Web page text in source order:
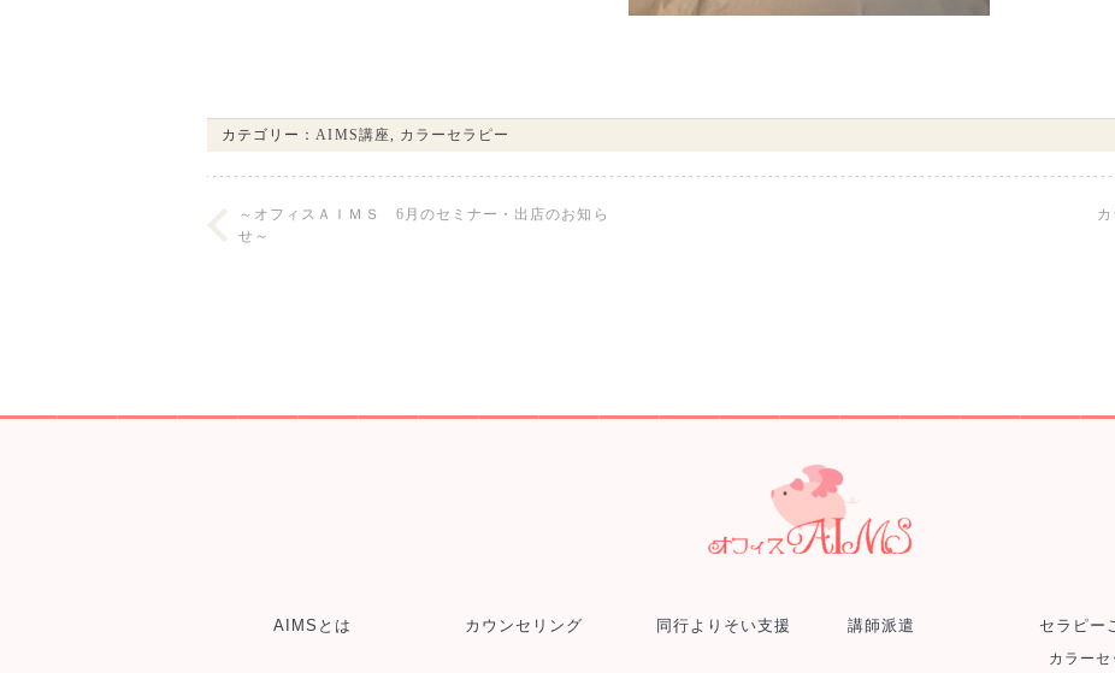
カテゴリー：AIMS講座, カラーセラピー
～オフィスＡＩＭＳ 6月のセミナー・出店のお知ら
せ～
AIMSとは カウンセリング 同行よりそい支援 講師派遣 セラピー
カラーセ